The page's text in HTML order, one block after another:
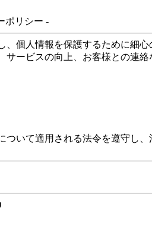
ポリシー -
個人情報を保護するために細心
ービスの向上、お客様との連
いて適用される法令を遵守し